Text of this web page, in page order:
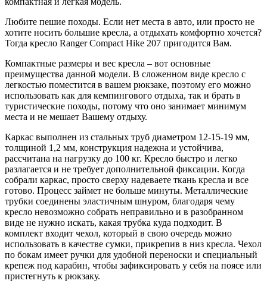
Любите пешие походы. Если нет места в авто, или просто не
хотите носить большие кресла, а отдыхать комфортно хочется?
Тогда кресло Ranger Compact Hike 207 пригодится Вам.
Компактные размеры и вес кресла – вот основные
преимущества данной модели. В сложенном виде кресло с
легкостью поместится в вашем рюкзаке, поэтому его можно
использовать как для кемпингового отдыха, так и брать в
туристические походы, потому что оно занимает минимум
места и не мешает Вашему отдыху.
Каркас выполнен из стальных труб диаметром 12-15-19 мм,
толщиной 1,2 мм, конструкция надежна и устойчива,
рассчитана на нагрузку до 100 кг. Кресло быстро и легко
разлагается и не требует дополнительной фиксации. Когда
собрали каркас, просто сверху надеваете ткань кресла и все
готово. Процесс займет не больше минуты. Металлические
трубки соединены эластичным шнуром, благодаря чему
кресло невозможно собрать неправильно и в разобранном
виде не нужно искать, какая трубка куда подходит. В
комплект входит чехол, который в свою очередь можно
использовать в качестве сумки, прикрепив в низ кресла. Чехол
по бокам имеет ручки для удобной переноски и специальный
крепеж под карабин, чтобы зафиксировать у себя на поясе или
пристегнуть к рюкзаку.